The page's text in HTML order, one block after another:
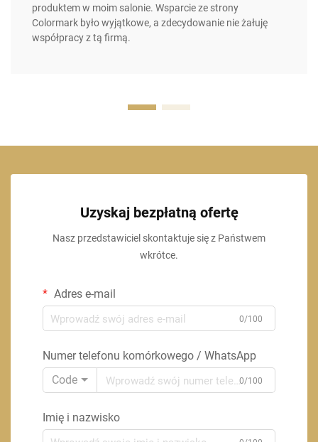
produktem w moim salonie. Wsparcie ze strony
Colormark było wyjątkowe, a zdecydowanie nie żałuję
współpracy z tą firmą.
Uzyskaj bezpłatną ofertę
Nasz przedstawiciel skontaktuje się z Państwem
wkrótce.
Adres e-mail
0/100
Numer telefonu komórkowego / WhatsApp
Code
0/100
Imię i nazwisko